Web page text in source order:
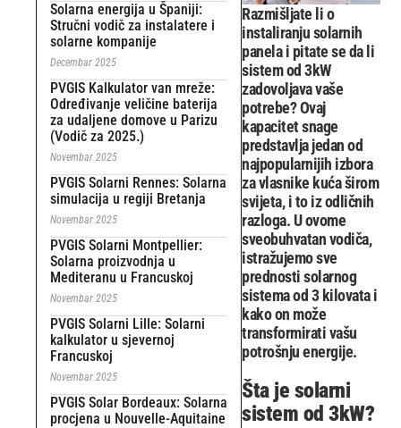
Solarna energija u Španiji:
Stručni vodič za instalatere i
solarne kompanije
Decembar 2025
PVGIS Kalkulator van mreže:
Određivanje veličine baterija
za udaljene domove u Parizu
(Vodič za 2025.)
Novembar 2025
PVGIS Solarni Rennes: Solarna
simulacija u regiji Bretanja
Novembar 2025
PVGIS Solarni Montpellier:
Solarna proizvodnja u
Mediteranu u Francuskoj
Novembar 2025
PVGIS Solarni Lille: Solarni
kalkulator u sjevernoj
Francuskoj
Novembar 2025
PVGIS Solar Bordeaux: Solarna
procjena u Nouvelle-Aquitaine
Razmišljate li o
instaliranju solarnih
panela i pitate se da li
sistem od 3kW
zadovoljava vaše
potrebe? Ovaj
kapacitet snage
predstavlja jedan od
najpopularnijih izbora
za vlasnike kuća širom
svijeta, i to iz odličnih
razloga. U ovome
sveobuhvatan vodiča,
istražujemo sve
prednosti solarnog
sistema od 3 kilovata i
kako on može
transformirati vašu
potrošnju energije.
Šta je solarni
sistem od 3kW?